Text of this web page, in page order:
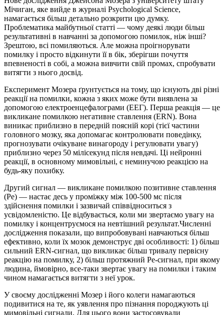
Мічиган, яке вийде в журналі Psychological Science,
намагається більш детально розкрити цю думку.
Проблематика майбутньої статті — чому деякі люди більш
результативні в навчанні за допомогою помилок, ніж інші?
Зрештою, всі помиляються. Але можна проігнорувати
помилку і просто відкинути її в бік, зберігши почуття
впевненості в собі, а можна вивчити свій промах, спробувати
витягти з нього досвід.
Експеримент Мозера ґрунтується на тому, що існують дві різні
реакції на помилки, кожна з яких може бути виявлена за
допомогою електроенцефалограми (ЕЕГ). Перша реакція — це
викликане помилкою негативне ставлення (ERN). Вона
виникає приблизно в передній поясній корі (тієї частини
головного мозку, яка допомагає контролювати поведінку,
прогнозувати очікуване винагороду і регулювати увагу)
приблизно через 50 мілісекунд після невдачі. Ці нейронні
реакції, в основному мимовільні, є неминучою реакцією на
будь-яку похибку.
Другий сигнал — викликане помилкою позитивне ставлення
(Pe) — настає десь у проміжку між 100-500 мс після
здійснення помилки і зазвичай співвідноситься з
усвідомленістю. Це відбувається, коли ми звертаємо увагу на
помилку і концентруємося на невтішний результат.Численні
дослідження показали, що випробовувані навчаються більш
ефективно, коли їх мозок демонструє дві особливості: 1) більш
сильний ERN-сигнал, що викликає більш тривалу первісну
реакцію на помилку, 2) більш протяжний Pe-сигнал, при якому
людина, ймовірно, все-таки звертає увагу на помилки і таким
чином намагається витягти з неї урок.
У своєму дослідженні Мозер і його колеги намагаються
подивитися на те, як уявлення про пізнання породжують ці
мимовільні сигнали. Для цього вони застосовували